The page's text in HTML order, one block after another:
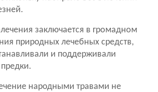
заключается в громадном
природных лечебных средств,
и поддерживали
народными травами не